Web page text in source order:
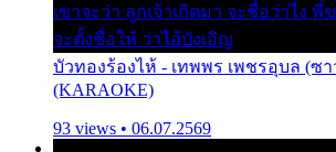
เขาจะว่า ลูกเจ้าเกิดมา จะชื่อว่าไง พี่
จะตั้งชื่อให้ ว่าไอ้บังเอิญ
บัวทองร้องไห้ - เทพพร เพชรอุบล (ซ
(KARAOKE)
93 views • 06.07.2569